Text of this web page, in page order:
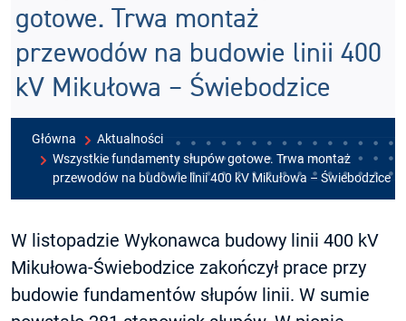
gotowe. Trwa montaż
przewodów na budowie linii 400
kV Mikułowa – Świebodzice
Główna
Aktualności
Wszystkie fundamenty słupów gotowe. Trwa montaż
przewodów na budowie linii 400 kV Mikułowa – Świebodzice
W listopadzie Wykonawca budowy linii 400 kV
Mikułowa-Świebodzice zakończył prace przy
budowie fundamentów słupów linii. W sumie